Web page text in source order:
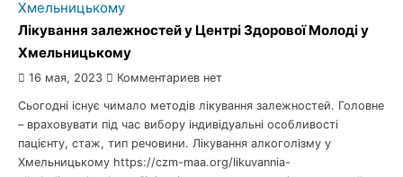
Лікування залежностей у Центрі Здорової Молоді у
Хмельницькому
16 мая, 2023 Комментариев нет
Сьогодні існує чимало методів лікування залежностей. Головне
– враховувати під час вибору індивідуальні особливості
пацієнту, стаж, тип речовини. Лікування алкоголізму у
Хмельницькому https://czm-maa.org/likuvannia-